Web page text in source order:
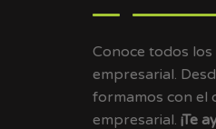
Conoce todos
empresarial.
formamos con el
empresarial. ¡Te